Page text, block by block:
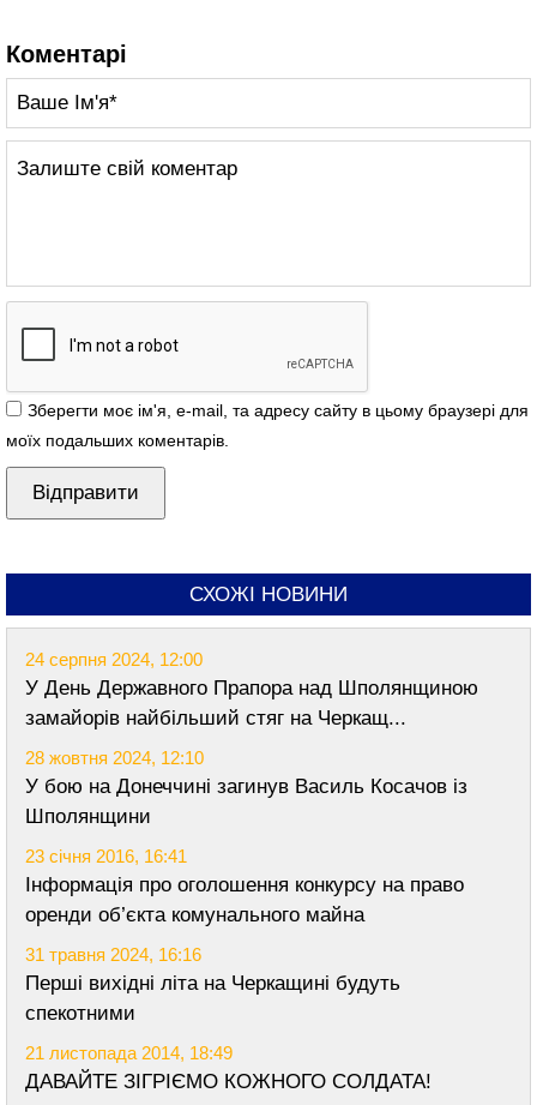
Коментарі
Зберегти моє ім'я, e-mail, та адресу сайту в цьому браузері для
моїх подальших коментарів.
СХОЖІ НОВИНИ
24 серпня 2024, 12:00
У День Державного Прапора над Шполянщиною
замайорів найбільший стяг на Черкащ...
28 жовтня 2024, 12:10
У бою на Донеччині загинув Василь Косачов із
Шполянщини
23 січня 2016, 16:41
Інформація про оголошення конкурсу на право
оренди об’єкта комунального майна
31 травня 2024, 16:16
Перші вихідні літа на Черкащині будуть
спекотними
21 листопада 2014, 18:49
ДАВАЙТЕ ЗІГРІЄМО КОЖНОГО СОЛДАТА!